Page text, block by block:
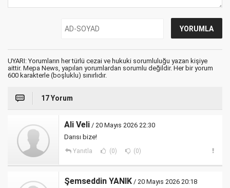
UYARI: Yorumların her türlü cezai ve hukuki sorumluluğu yazan kişiye
aittir. Mepa News, yapılan yorumlardan sorumlu değildir. Her bir yorum
600 karakterle (boşluklu) sınırlıdır.
17 Yorum
Ali Veli / 20 Mayıs 2026 22:30
Darısı bize!
Yanıtla (0) (0)
Şemseddin YANIK / 20 Mayıs 2026 20:18